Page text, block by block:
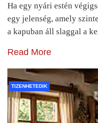
Ha egy nyári estén
egy jelenség, amely
a kapuban áll slaggal a
Read More
TIZENHETEDIK